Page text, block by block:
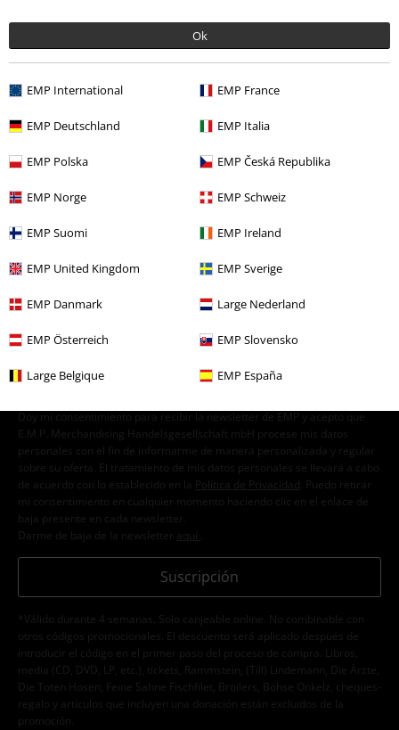
Ok
EMP International EMP France
EMP Deutschland EMP Italia
EMP Polska EMP Česká Republika
EMP Norge EMP Schweiz
EMP Suomi EMP Ireland
EMP United Kingdom EMP Sverige
EMP Danmark Large Nederland
EMP Österreich EMP Slovensko
Large Belgique EMP España
E-mail Newsletter
¡Cheque regalo del 15% de descuento,
Doy mi consentimiento para recibir la newsletter de EMP y acepto que
E.M.P. Merchandising Handelsgesellschaft mbH procese mis datos
personales con el fin de informarme de manera personalizada y regular
sobre su oferta. El tratamiento de mis datos personales se llevará a cabo
de acuerdo con lo establecido en la
Política de Privacidad . Puedo retirar
mi consentimiento en cualquier momento haciendo clic en el enlace de
baja presente en cada newsletter.
Darme de baja de la newsletter
aquí
Suscripción
*Válido durante 4 semanas. Solo canjeable online. No combinable con
otros códigos promocionales. El descuento será aplicado después de
introducir el código en el primer paso del proceso de compra. Libros,
media (CD, DVD, LP, etc.), tickets, Rammstein, (Till) Lindemann, Die Ärzte,
Die Toten Hosen, Feine Sahne Fischfilet, Broilers, Böhse Onkelz, cheques-
regalo y artículos que incluyen una donación están excluidos de la
promoción.